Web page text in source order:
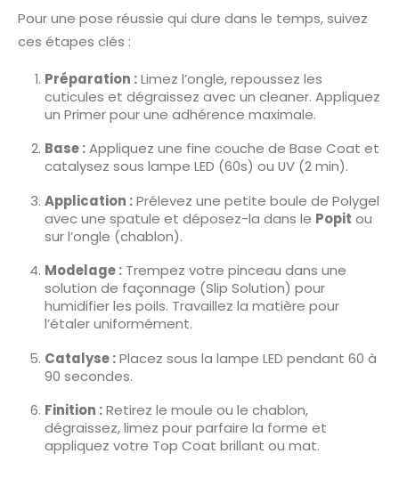
Pour une pose réussie qui dure dans le temps, suivez
ces étapes clés :
Préparation :Limez l’ongle, repoussez les
cuticules et dégraissez avec un cleaner. Appliquez
un Primer pour une adhérence maximale.
Base :Appliquez une fine couche de Base Coat et
catalysez sous lampe LED (60s) ou UV (2 min).
Application :Prélevez une petite boule de Polygel
avec une spatule et déposez-la dans le Popit ou
sur l’ongle (chablon).
Modelage :Trempez votre pinceau dans une
solution de façonnage (Slip Solution) pour
humidifier les poils. Travaillez la matière pour
l’étaler uniformément.
Catalyse :Placez sous la lampe LED pendant 60 à
90 secondes.
Finition :Retirez le moule ou le chablon,
dégraissez, limez pour parfaire la forme et
appliquez votre Top Coat brillant ou mat.